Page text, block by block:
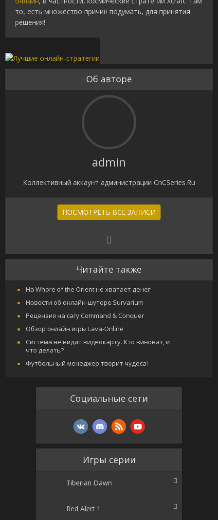
то, есть множество причин подумать, для принятия
решения!
Об авторе
admin
Коллективный аккаунт администрации CnCSeries.Ru
ПОСМОТРЕТЬ ВСЕ ЗАПИСИ
Читайте также
На Whore of the Orient не хватает денег
Новости об онлайн-шутере Survarium
Рецензия на сагу Command & Conquer
Обзор онлайн игры Lava-Online
Система не видит видеокарту. Кто виноват, и
что делать?
Футбольный менеджер творит чудеса!
Социальные сети
Игры серии
Tiberian Dawn
Red Alert 1